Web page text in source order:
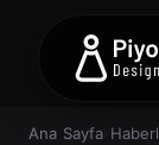
Ana Sayfa